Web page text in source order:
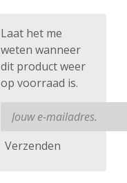
Laat het me
weten wanneer
dit product weer
op voorraad is.
Verzenden